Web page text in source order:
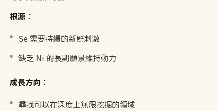
根源 ：
Se 需要持續的新鮮刺激
缺乏 Ni 的長期願景維持動力
成長方向 ：
尋找可以在深度上無限挖掘的領域